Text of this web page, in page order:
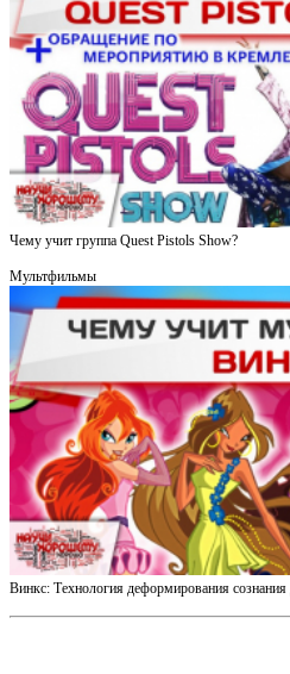
Чему учит группа Quest Pistols Show?
Мультфильмы
Винкс: Технология деформирования сознания